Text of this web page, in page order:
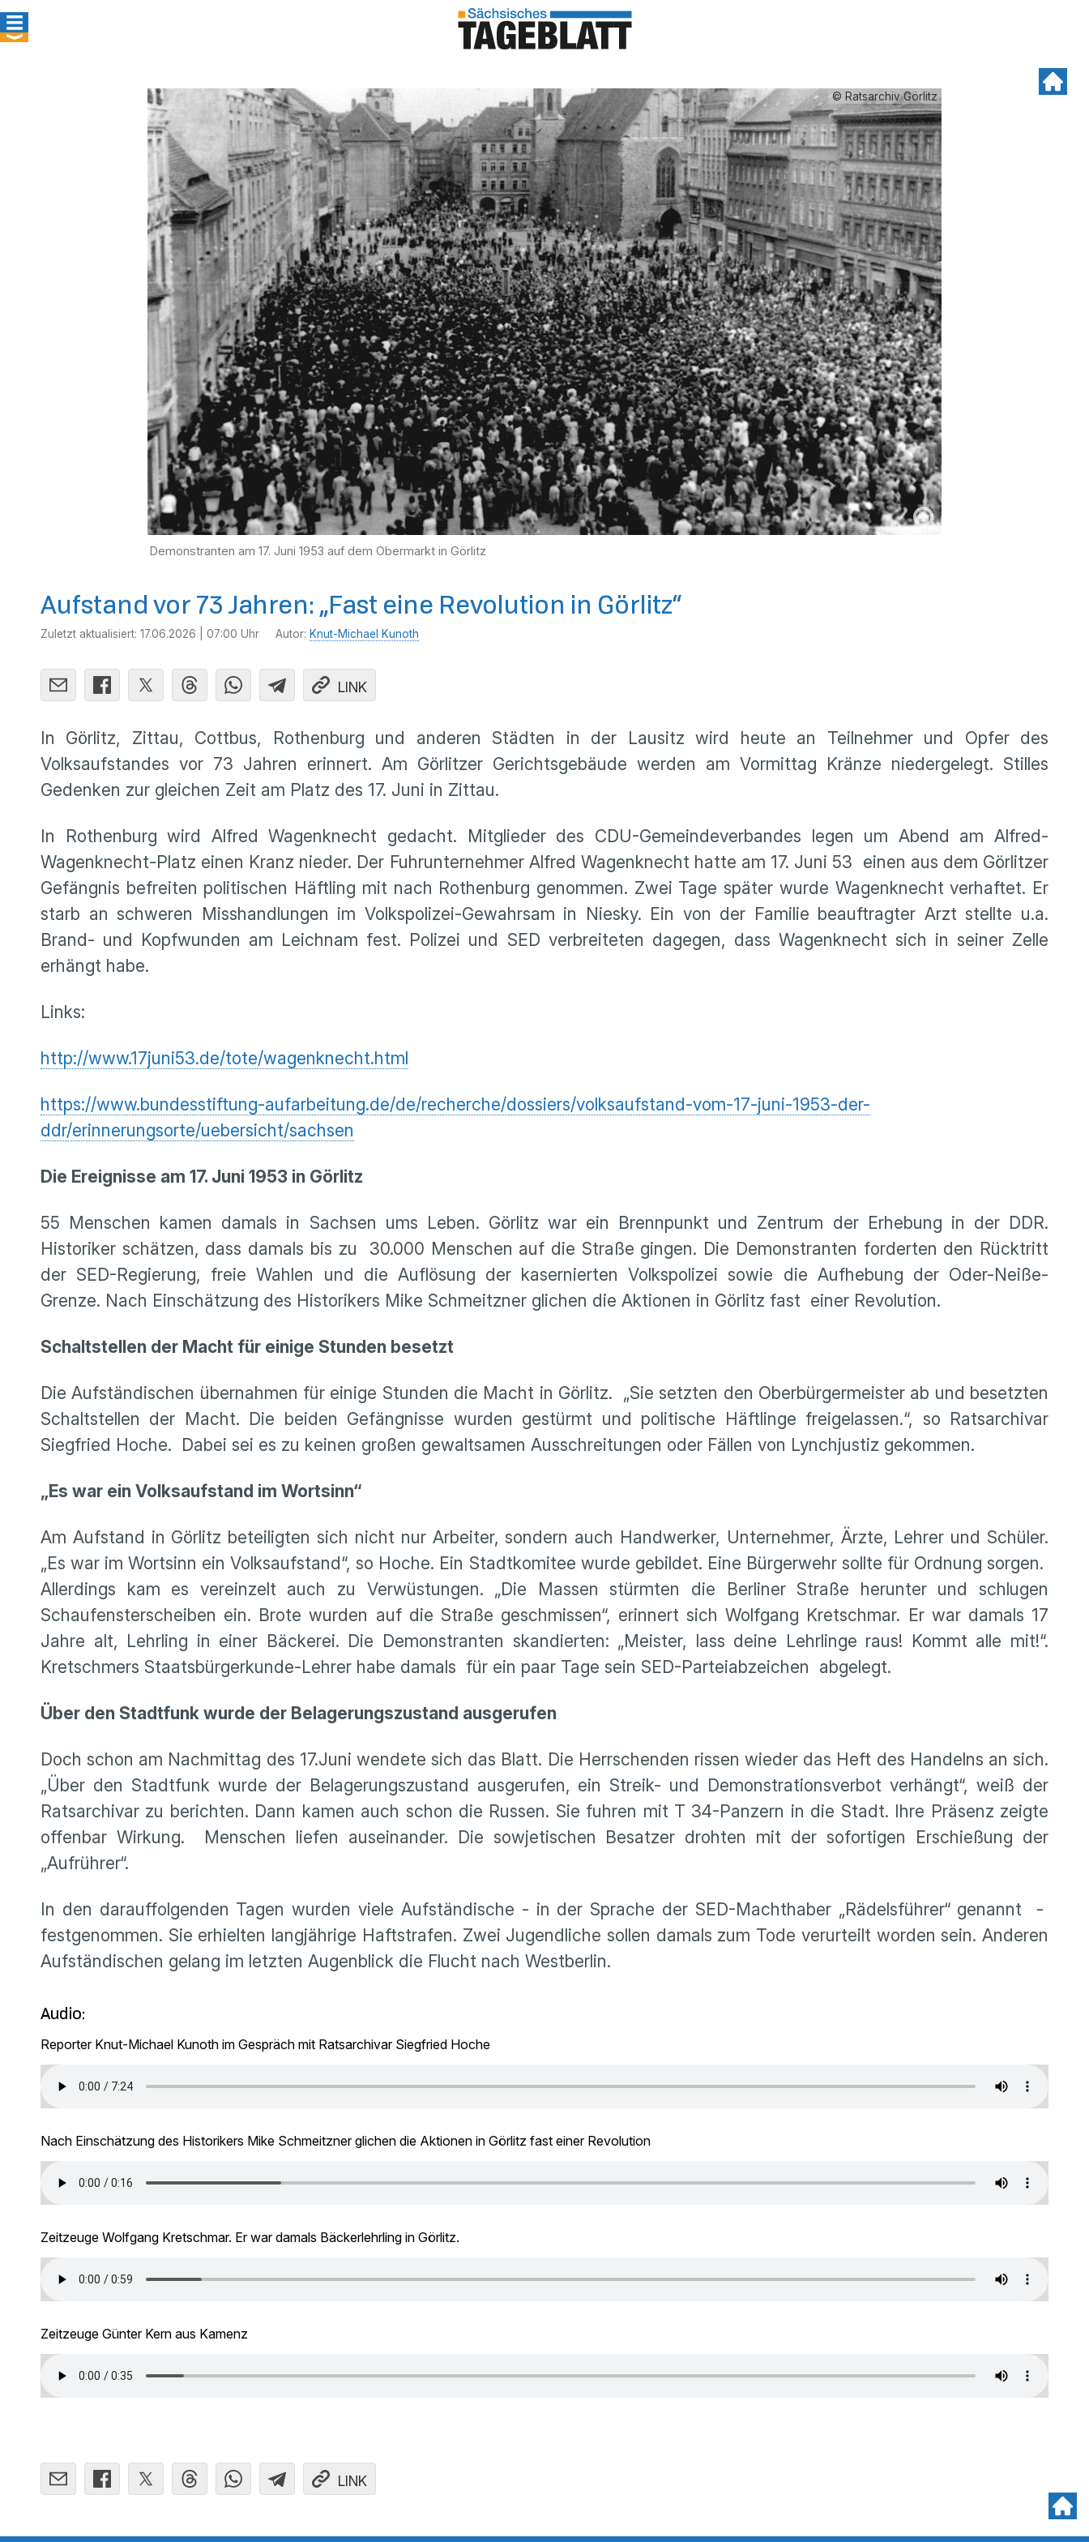
© Ratsarchiv Görlitz
Demonstranten am 17. Juni 1953 auf dem Obermarkt in Görlitz
Aufstand vor 73 Jahren: „Fast eine Revolution in Görlitz“
Zuletzt aktualisiert: 17.06.2026 | 07:00 Uhr Autor: Knut-Michael Kunoth
LINK
In Görlitz, Zittau, Cottbus, Rothenburg und anderen Städten in der Lausitz wird heute an Teilnehmer und Opfer des
Volksaufstandes vor 73 Jahren erinnert. Am Görlitzer Gerichtsgebäude werden am Vormittag Kränze niedergelegt. Stilles
Gedenken zur gleichen Zeit am Platz des 17. Juni in Zittau.
In Rothenburg wird Alfred Wagenknecht gedacht. Mitglieder des CDU-Gemeindeverbandes legen um Abend am Alfred-
Wagenknecht-Platz einen Kranz nieder. Der Fuhrunternehmer Alfred Wagenknecht hatte am 17. Juni 53 einen aus dem Görlitzer
Gefängnis befreiten politischen Häftling mit nach Rothenburg genommen. Zwei Tage später wurde Wagenknecht verhaftet. Er
starb an schweren Misshandlungen im Volkspolizei-Gewahrsam in Niesky. Ein von der Familie beauftragter Arzt stellte u.a.
Brand- und Kopfwunden am Leichnam fest. Polizei und SED verbreiteten dagegen, dass Wagenknecht sich in seiner Zelle
erhängt habe.
Links:
http://www.17juni53.de/tote/wagenknecht.html
https://www.bundesstiftung-aufarbeitung.de/de/recherche/dossiers/volksaufstand-vom-17-juni-1953-der-
ddr/erinnerungsorte/uebersicht/sachsen
Die Ereignisse am 17. Juni 1953 in Görlitz
55 Menschen kamen damals in Sachsen ums Leben. Görlitz war ein Brennpunkt und Zentrum der Erhebung in der DDR.
Historiker schätzen, dass damals bis zu 30.000 Menschen auf die Straße gingen. Die Demonstranten forderten den Rücktritt
der SED-Regierung, freie Wahlen und die Auflösung der kasernierten Volkspolizei sowie die Aufhebung der Oder-Neiße-
Grenze. Nach Einschätzung des Historikers Mike Schmeitzner glichen die Aktionen in Görlitz fast einer Revolution.
Schaltstellen der Macht für einige Stunden besetzt
Die Aufständischen übernahmen für einige Stunden die Macht in Görlitz. „Sie setzten den Oberbürgermeister ab und besetzten
Schaltstellen der Macht. Die beiden Gefängnisse wurden gestürmt und politische Häftlinge freigelassen.“, so Ratsarchivar
Siegfried Hoche. Dabei sei es zu keinen großen gewaltsamen Ausschreitungen oder Fällen von Lynchjustiz gekommen.
„Es war ein Volksaufstand im Wortsinn“
Am Aufstand in Görlitz beteiligten sich nicht nur Arbeiter, sondern auch Handwerker, Unternehmer, Ärzte, Lehrer und Schüler.
„Es war im Wortsinn ein Volksaufstand“, so Hoche. Ein Stadtkomitee wurde gebildet. Eine Bürgerwehr sollte für Ordnung sorgen.
Allerdings kam es vereinzelt auch zu Verwüstungen. „Die Massen stürmten die Berliner Straße herunter und schlugen
Schaufensterscheiben ein. Brote wurden auf die Straße geschmissen“, erinnert sich Wolfgang Kretschmar. Er war damals 17
Jahre alt, Lehrling in einer Bäckerei. Die Demonstranten skandierten: „Meister, lass deine Lehrlinge raus! Kommt alle mit!“.
Kretschmers Staatsbürgerkunde-Lehrer habe damals für ein paar Tage sein SED-Parteiabzeichen abgelegt.
Über den Stadtfunk wurde der Belagerungszustand ausgerufen
Doch schon am Nachmittag des 17.Juni wendete sich das Blatt. Die Herrschenden rissen wieder das Heft des Handelns an sich.
„Über den Stadtfunk wurde der Belagerungszustand ausgerufen, ein Streik- und Demonstrationsverbot verhängt“, weiß der
Ratsarchivar zu berichten. Dann kamen auch schon die Russen. Sie fuhren mit T 34-Panzern in die Stadt. Ihre Präsenz zeigte
offenbar Wirkung. Menschen liefen auseinander. Die sowjetischen Besatzer drohten mit der sofortigen Erschießung der
„Aufrührer“.
In den darauffolgenden Tagen wurden viele Aufständische - in der Sprache der SED-Machthaber „Rädelsführer“ genannt -
festgenommen. Sie erhielten langjährige Haftstrafen. Zwei Jugendliche sollen damals zum Tode verurteilt worden sein. Anderen
Aufständischen gelang im letzten Augenblick die Flucht nach Westberlin.
Audio:
Reporter Knut-Michael Kunoth im Gespräch mit Ratsarchivar Siegfried Hoche
Nach Einschätzung des Historikers Mike Schmeitzner glichen die Aktionen in Görlitz fast einer Revolution
Zeitzeuge Wolfgang Kretschmar. Er war damals Bäckerlehrling in Görlitz.
Zeitzeuge Günter Kern aus Kamenz
LINK